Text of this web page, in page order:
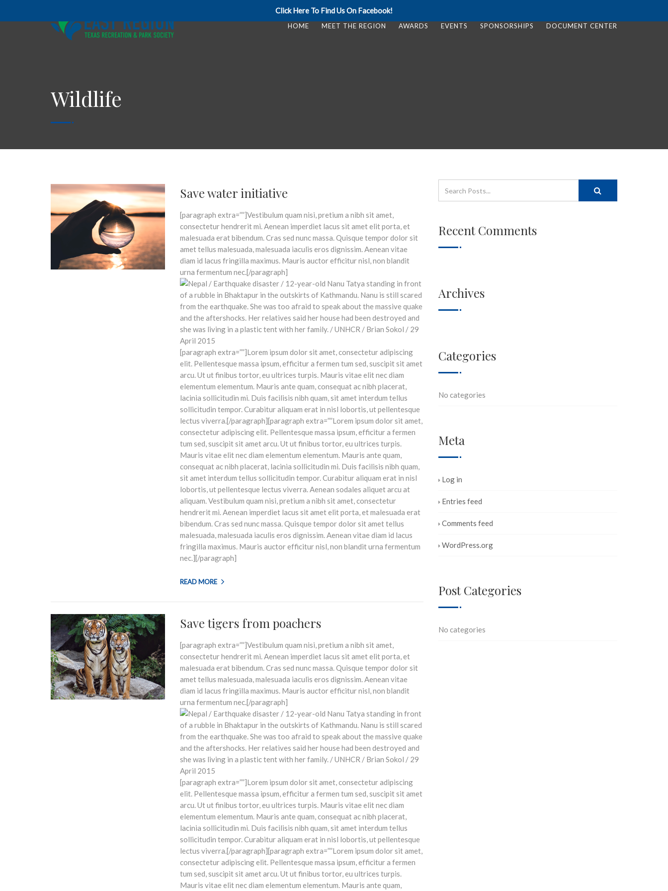
Click Here To Find Us On Facebook!
HOME MEET THE REGION AWARDS EVENTS SPONSORSHIPS DOCUMENT CENTER
Wildlife
Save water initiative
[paragraph extra=””]Vestibulum quam nisi, pretium a nibh sit amet,
consectetur hendrerit mi. Aenean imperdiet lacus sit amet elit porta, et
malesuada erat bibendum. Cras sed nunc massa. Quisque tempor dolor sit
amet tellus malesuada, malesuada iaculis eros dignissim. Aenean vitae
diam id lacus fringilla maximus. Mauris auctor efficitur nisl, non blandit
urna fermentum nec.[/paragraph]
[paragraph extra=””]Lorem ipsum dolor sit amet, consectetur adipiscing
elit. Pellentesque massa ipsum, efficitur a fermen tum sed, suscipit sit amet
arcu. Ut ut finibus tortor, eu ultrices turpis. Mauris vitae elit nec diam
elementum elementum. Mauris ante quam, consequat ac nibh placerat,
lacinia sollicitudin mi. Duis facilisis nibh quam, sit amet interdum tellus
sollicitudin tempor. Curabitur aliquam erat in nisl lobortis, ut pellentesque
lectus viverra.[/paragraph][paragraph extra=””Lorem ipsum dolor sit amet,
consectetur adipiscing elit. Pellentesque massa ipsum, efficitur a fermen
tum sed, suscipit sit amet arcu. Ut ut finibus tortor, eu ultrices turpis.
Mauris vitae elit nec diam elementum elementum. Mauris ante quam,
consequat ac nibh placerat, lacinia sollicitudin mi. Duis facilisis nibh quam,
sit amet interdum tellus sollicitudin tempor. Curabitur aliquam erat in nisl
lobortis, ut pellentesque lectus viverra. Aenean sodales aliquet arcu at
aliquam. Vestibulum quam nisi, pretium a nibh sit amet, consectetur
hendrerit mi. Aenean imperdiet lacus sit amet elit porta, et malesuada erat
bibendum. Cras sed nunc massa. Quisque tempor dolor sit amet tellus
malesuada, malesuada iaculis eros dignissim. Aenean vitae diam id lacus
fringilla maximus. Mauris auctor efficitur nisl, non blandit urna fermentum
nec.][/paragraph]
READ MORE
Save tigers from poachers
[paragraph extra=””]Vestibulum quam nisi, pretium a nibh sit amet,
consectetur hendrerit mi. Aenean imperdiet lacus sit amet elit porta, et
malesuada erat bibendum. Cras sed nunc massa. Quisque tempor dolor sit
amet tellus malesuada, malesuada iaculis eros dignissim. Aenean vitae
diam id lacus fringilla maximus. Mauris auctor efficitur nisl, non blandit
urna fermentum nec.[/paragraph]
[paragraph extra=””]Lorem ipsum dolor sit amet, consectetur adipiscing
elit. Pellentesque massa ipsum, efficitur a fermen tum sed, suscipit sit amet
arcu. Ut ut finibus tortor, eu ultrices turpis. Mauris vitae elit nec diam
elementum elementum. Mauris ante quam, consequat ac nibh placerat,
lacinia sollicitudin mi. Duis facilisis nibh quam, sit amet interdum tellus
sollicitudin tempor. Curabitur aliquam erat in nisl lobortis, ut pellentesque
lectus viverra.[/paragraph][paragraph extra=””Lorem ipsum dolor sit amet,
consectetur adipiscing elit. Pellentesque massa ipsum, efficitur a fermen
tum sed, suscipit sit amet arcu. Ut ut finibus tortor, eu ultrices turpis.
Mauris vitae elit nec diam elementum elementum. Mauris ante quam,
Recent Comments
Archives
Categories
No categories
Meta
Log in
Entries feed
Comments feed
WordPress.org
Post Categories
No categories